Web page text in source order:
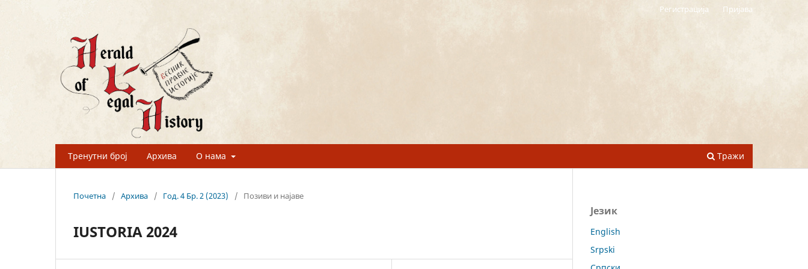
Тренутни број Архива О нама Тражи
Регистрација Пријава
Почетна / Архива / Год. 4 Бр. 2 (2023) / Позиви и најаве
IUSTORIA 2024
Језик
English
Srpski